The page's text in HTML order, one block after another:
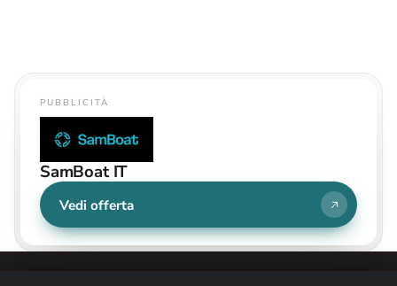
PUBBLICITÀ
SamBoat IT
Vedi offerta